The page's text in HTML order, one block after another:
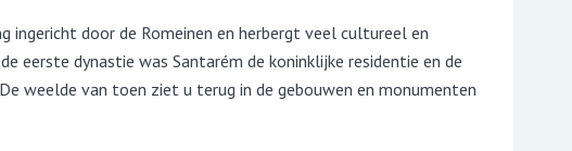
ingericht door de Romeinen en herbergt veel cultureel en
eerste dynastie was Santarém de koninklijke residentie en de
weelde van toen ziet u terug in de gebouwen en monumenten